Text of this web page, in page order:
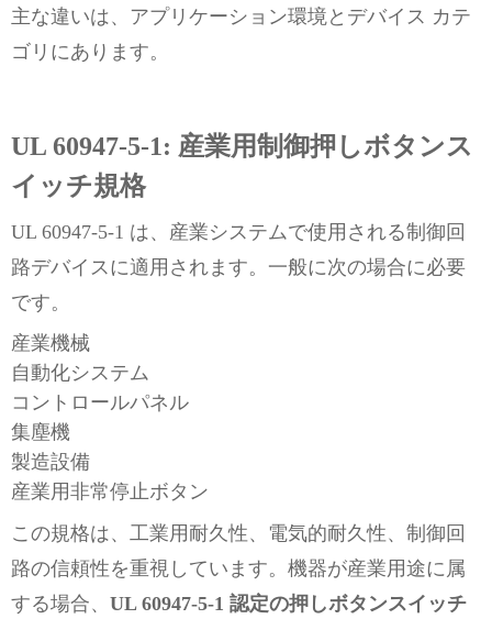
主な違いは、アプリケーション環境とデバイス カテ
ゴリにあります。
UL 60947-5-1: 産業用制御押しボタンス
イッチ規格
UL 60947-5-1 は、産業システムで使用される制御回
路デバイスに適用されます。一般に次の場合に必要
です。
産業機械
自動化システム
コントロールパネル
集塵機
製造設備
産業用非常停止ボタン
この規格は、工業用耐久性、電気的耐久性、制御回
路の信頼性を重視しています。機器が産業用途に属
する場合、 UL 60947-5-1 認定の押しボタンスイッチ